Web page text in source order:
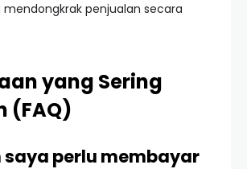
mendongkrak penjualan secara
yang Sering
(FAQ)
saya perlu membayar